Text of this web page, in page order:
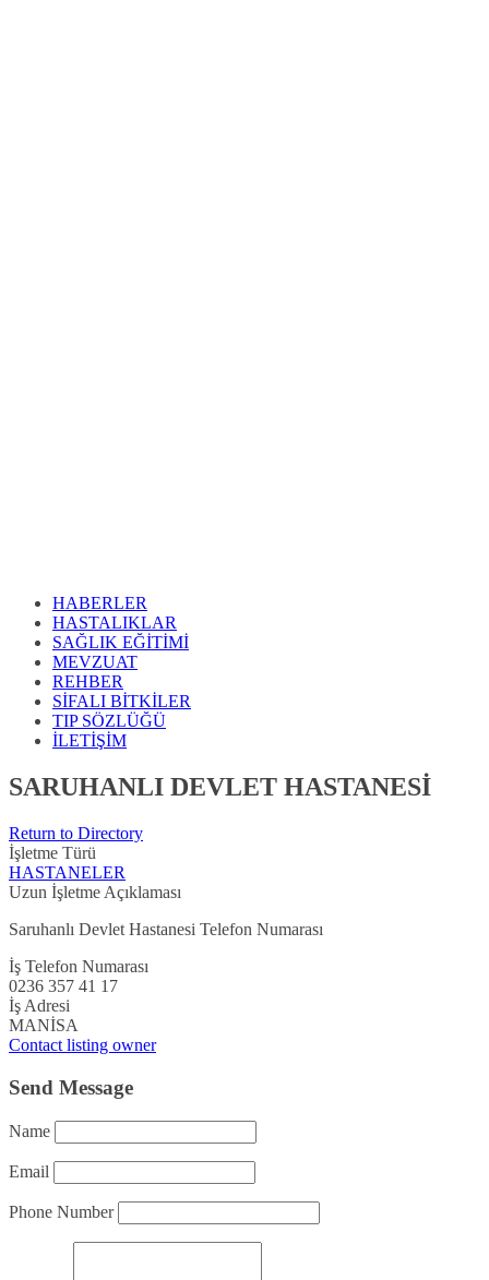
HABERLER
HASTALIKLAR
SAĞLIK EĞİTİMİ
MEVZUAT
REHBER
SİFALI BİTKİLER
TIP SÖZLÜĞÜ
İLETİŞİM
SARUHANLI DEVLET HASTANESİ
Return to Directory
İşletme Türü
HASTANELER
Uzun İşletme Açıklaması
Saruhanlı Devlet Hastanesi Telefon Numarası
İş Telefon Numarası
0236 357 41 17
İş Adresi
MANİSA
Contact listing owner
Send Message
Name
Email
Phone Number